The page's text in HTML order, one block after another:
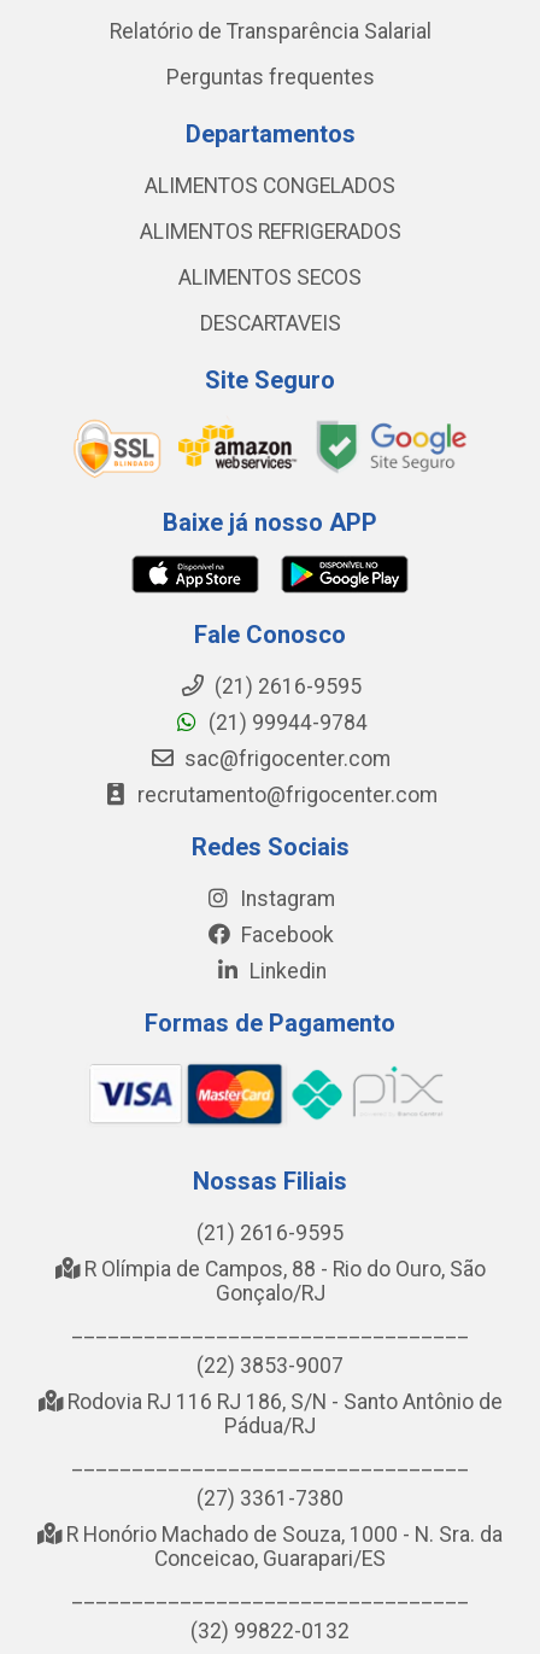
Relatório de Transparência Salarial
Perguntas frequentes
Departamentos
ALIMENTOS CONGELADOS
ALIMENTOS REFRIGERADOS
ALIMENTOS SECOS
DESCARTAVEIS
Site Seguro
Baixe já nosso APP
Fale Conosco
(21) 2616-9595
(21) 99944-9784
sac@frigocenter.com
recrutamento@frigocenter.com
Redes Sociais
Instagram
Facebook
Linkedin
Formas de Pagamento
Nossas Filiais
(21) 2616-9595
R Olímpia de Campos, 88 - Rio do Ouro, São
Gonçalo/RJ
(22) 3853-9007
Rodovia RJ 116 RJ 186, S/N - Santo Antônio de
Pádua/RJ
(27) 3361-7380
R Honório Machado de Souza, 1000 - N. Sra. da
Conceicao, Guarapari/ES
(32) 99822-0132